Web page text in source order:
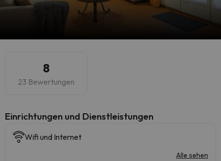
8
23 Bewertungen
​Einrichtungen und Dienstleistungen
Wifi und Internet
Alle sehen